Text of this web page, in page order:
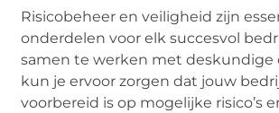
Risicobeheer en veiligheid zijn
onderdelen voor elk succesvol
samen te werken met deskundige
kun je ervoor zorgen dat jouw
voorbereid is op mogelijke risico’s